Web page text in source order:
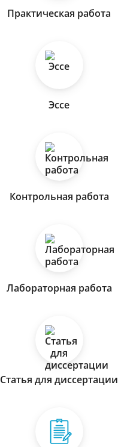
Практическая работа
Эссе
Контрольная работа
Лабораторная работа
Статья для диссертации